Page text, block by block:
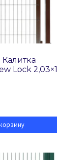
Калитка
Lock 2,03×1